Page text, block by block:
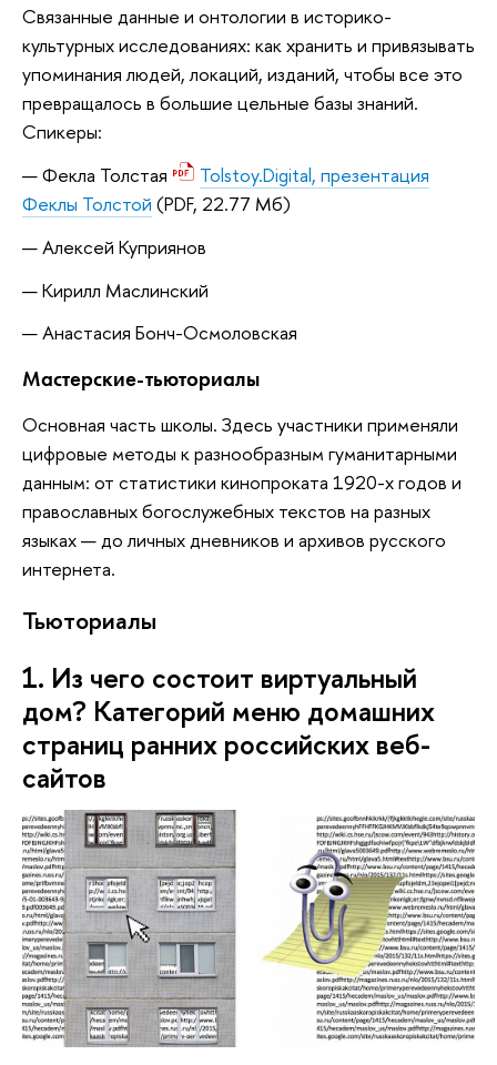
Связанные данные и онтологии в историко-
культурных исследованиях: как хранить и привязывать
упоминания людей, локаций, изданий, чтобы все это
превращалось в большие цельные базы знаний.
Спикеры:
Фекла Толстая
Tolstoy.Digital, презентация
Феклы Толстой (PDF, 22.77 Мб)
Алексей Куприянов
Кирилл Маслинский
Анастасия Бонч-Осмоловская
Мастерские-тьюториалы
Основная часть школы. Здесь участники применяли
цифровые методы к разнообразным гуманитарными
данным: от статистики кинопроката 1920-х годов и
православных богослужебных текстов на разных
языках — до личных дневников и архивов русского
интернета.
Тьюториалы
1. Из чего состоит виртуальный
дом? Категорий меню домашних
страниц ранних российских веб-
сайтов